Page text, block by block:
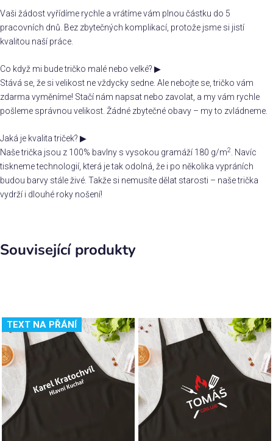
Vaši žádost vyřídíme rychle a vrátíme vám plnou částku do 5
pracovních dnů. Bez zbytečných komplikací, protože jsme si jistí
kvalitou naší práce.
Co když mi bude tričko malé nebo velké? ▶
Stává se, že si velikost ne vždycky sedne. Ale nebojte se, tričko vám
zdarma vyměníme! Stačí nám napsat nebo zavolat, a my vám rychle
pošleme správnou velikost. Žádné zbytečné obavy – my to zvládneme.
Jaká je kvalita triček? ▶
Naše trička jsou z 100% bavlny s vysokou gramáží 180 g/m2
. Navíc
tiskneme technologií, která je tak odolná, že i po několika vypráních
budou barvy stále živé. Takže si nemusíte dělat starosti – naše trička
vydrží i dlouhé roky nošení!
Související produkty
TEXT NA PŘÁNÍ